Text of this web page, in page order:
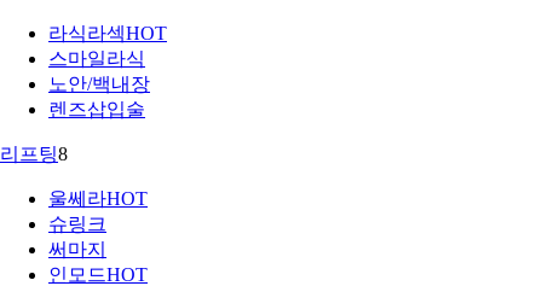
라식라섹HOT
스마일라식
노안/백내장
렌즈삽입술
리프팅8
울쎄라HOT
슈링크
써마지
인모드HOT